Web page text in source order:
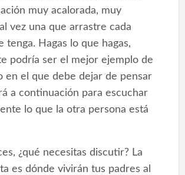
muy acalorada, muy
vez una que arrastre cada
tenga. Hagas lo que hagas,
podría ser el mejor ejemplo de
en el que debe dejar de pensar
a continuación para escuchar
lo que la otra persona está
¿qué necesitas discutir? La
es dónde vivirán tus padres al